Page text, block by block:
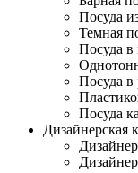
Посуда
Темная
Посуда в
Посуда в
Посуда
Дизайнерская